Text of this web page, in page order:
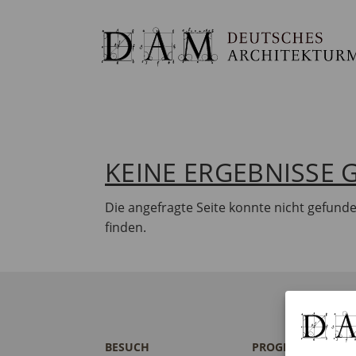
KEINE ERGEBNISSE
Die angefragte Seite konnte nicht
finden.
BESUCH
PROGRAMM